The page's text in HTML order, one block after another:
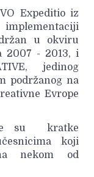
Expeditio iz
u okviru
2007 - 2013, i
jedinog
podržanog na
Evrope
su kratke
koji
nekom od